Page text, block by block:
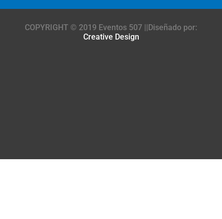
COPYRIGHT © 2019 Eventos 507 ||Diseñado por:
Creative Design